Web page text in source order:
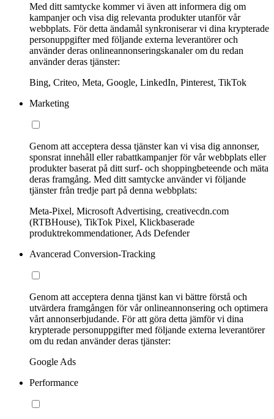
Med ditt samtycke kommer vi även att informera dig om
kampanjer och visa dig relevanta produkter utanför vår
webbplats. För detta ändamål synkroniserar vi dina krypterade
personuppgifter med följande externa leverantörer och
använder deras onlineannonseringskanaler om du redan
använder deras tjänster:
Bing, Criteo, Meta, Google, LinkedIn, Pinterest, TikTok
Marketing
Genom att acceptera dessa tjänster kan vi visa dig annonser,
sponsrat innehåll eller rabattkampanjer för vår webbplats eller
produkter baserat på ditt surf- och shoppingbeteende och mäta
deras framgång. Med ditt samtycke använder vi följande
tjänster från tredje part på denna webbplats:
Meta-Pixel, Microsoft Advertising, creativecdn.com
(RTBHouse), TikTok Pixel, Klickbaserade
produktrekommendationer, Ads Defender
Avancerad Conversion-Tracking
Genom att acceptera denna tjänst kan vi bättre förstå och
utvärdera framgången för vår onlineannonsering och optimera
vårt annonserbjudande. För att göra detta jämför vi dina
krypterade personuppgifter med följande externa leverantörer
om du redan använder deras tjänster:
Google Ads
Performance